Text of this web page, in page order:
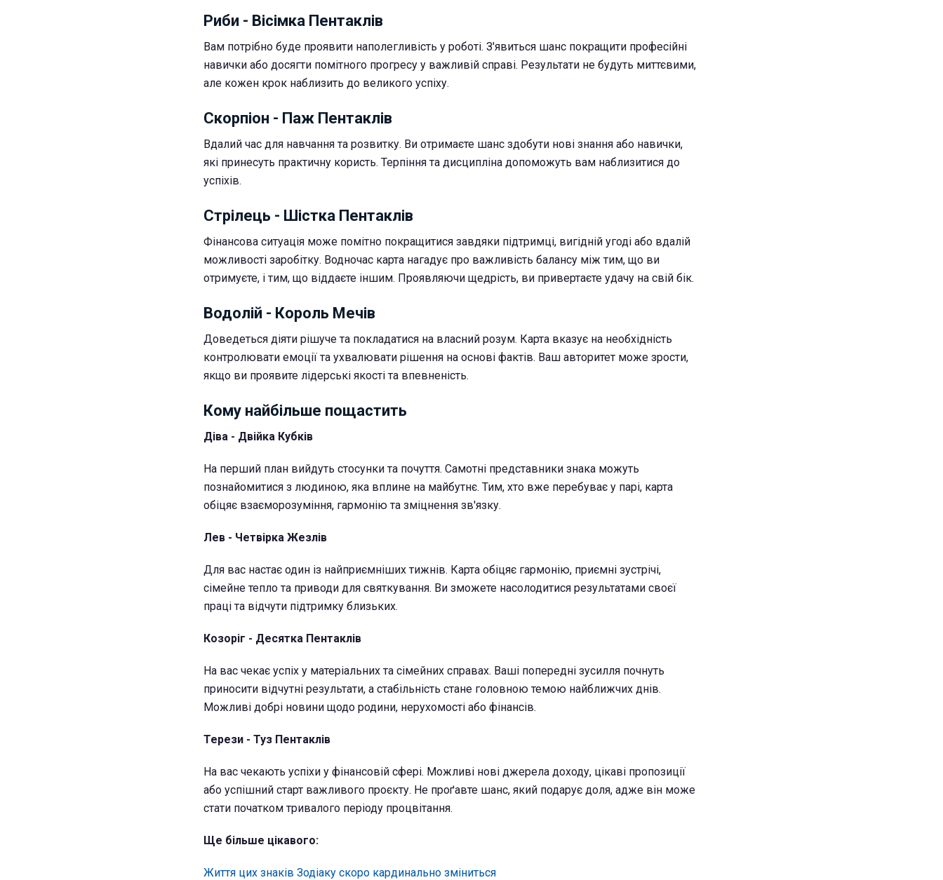
Риби - Вісімка Пентаклів
Вам потрібно буде проявити наполегливість у роботі. З'явиться шанс покращити професійні
навички або досягти помітного прогресу у важливій справі. Результати не будуть миттєвими,
але кожен крок наблизить до великого успіху.
Скорпіон - Паж Пентаклів
Вдалий час для навчання та розвитку. Ви отримаєте шанс здобути нові знання або навички,
які принесуть практичну користь. Терпіння та дисципліна допоможуть вам наблизитися до
успіхів.
Стрілець - Шістка Пентаклів
Фінансова ситуація може помітно покращитися завдяки підтримці, вигідній угоді або вдалій
можливості заробітку. Водночас карта нагадує про важливість балансу між тим, що ви
отримуєте, і тим, що віддаєте іншим. Проявляючи щедрість, ви привертаєте удачу на свій бік.
Водолій - Король Мечів
Доведеться діяти рішуче та покладатися на власний розум. Карта вказує на необхідність
контролювати емоції та ухвалювати рішення на основі фактів. Ваш авторитет може зрости,
якщо ви проявите лідерські якості та впевненість.
Кому найбільше пощастить
Діва - Двійка Кубків
На перший план вийдуть стосунки та почуття. Самотні представники знака можуть
познайомитися з людиною, яка вплине на майбутнє. Тим, хто вже перебуває у парі, карта
обіцяє взаєморозуміння, гармонію та зміцнення зв'язку.
Лев - Четвірка Жезлів
Для вас настає один із найприємніших тижнів. Карта обіцяє гармонію, приємні зустрічі,
сімейне тепло та приводи для святкування. Ви зможете насолодитися результатами своєї
праці та відчути підтримку близьких.
Козоріг - Десятка Пентаклів
На вас чекає успіх у матеріальних та сімейних справах. Ваші попередні зусилля почнуть
приносити відчутні результати, а стабільність стане головною темою найближчих днів.
Можливі добрі новини щодо родини, нерухомості або фінансів.
Терези - Туз Пентаклів
На вас чекають успіхи у фінансовій сфері. Можливі нові джерела доходу, цікаві пропозиції
або успішний старт важливого проєкту. Не проґавте шанс, який подарує доля, адже він може
стати початком тривалого періоду процвітання.
Ще більше цікавого:
Життя цих знаків Зодіаку скоро кардинально зміниться